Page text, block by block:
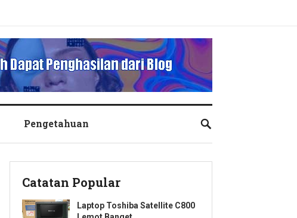
Pengetahuan
Catatan Popular
Laptop Toshiba Satellite C800